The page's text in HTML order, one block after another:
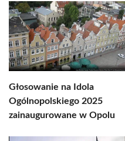
Głosowanie na Idola
Ogólnopolskiego 2025
zainaugurowane w Opolu